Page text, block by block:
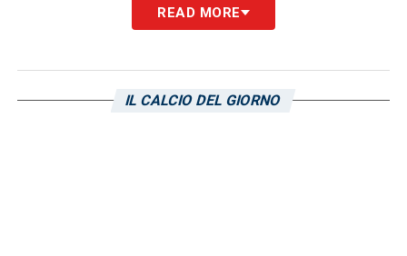
LA PLAYLIST DELLE NOSTRE TOP NEWS
READ MORE
IL CALCIO DEL GIORNO